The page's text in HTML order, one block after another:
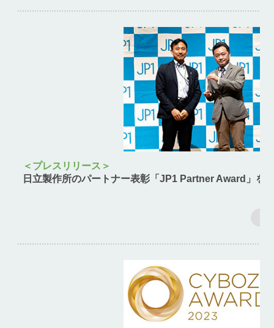
＜プレスリリース＞
日立製作所のパートナー表彰 「JP1 Partner Award」を